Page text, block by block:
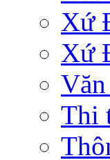
Xứ
Xứ
Thi